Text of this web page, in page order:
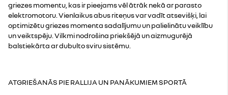
griezes momentu, kas ir pieejams vēl ātrāk nekā ar parasto
elektromotoru. Vienlaikus abus riteņus var vadīt atsevišķi, lai
optimizētu griezes momenta sadalījumu un palielinātu veiklību
un veiktspēju. Vilkmi nodrošina priekšējā un aizmugurējā
balstiekārta ar dubulto sviru sistēmu.
ATGRIEŠANĀS PIE RALLIJA UN PANĀKUMIEM SPORTĀ